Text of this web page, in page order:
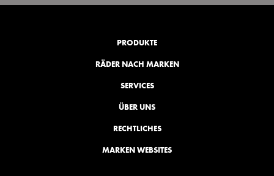
PRODUKTE
RÄDER NACH MARKEN
SERVICES
ÜBER UNS
RECHTLICHES
MARKEN WEBSITES